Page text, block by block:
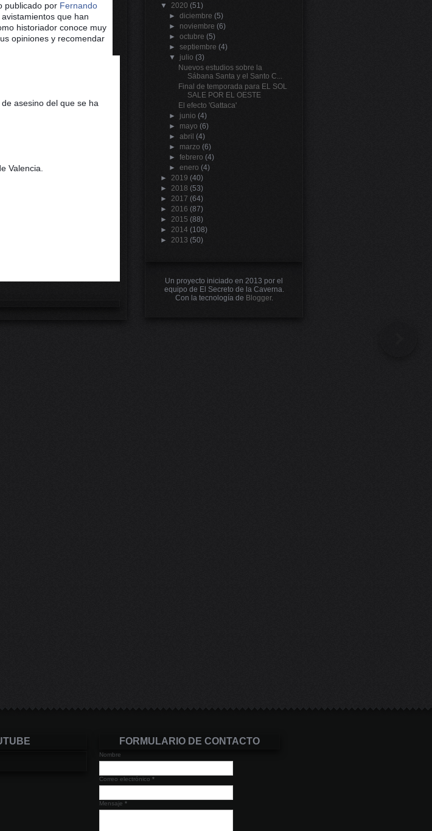
publicado por Fernando
que han
historiador conoce muy
opiniones y recomendar
asesino del que se ha
Valencia.
▼ 2020 (51)
►diciembre (5)
► noviembre (6)
►octubre (5)
►septiembre (4)
▼ julio (3)
Nuevos estudios sobre la
Sábana Santa y el Santo C...
Final de temporada para EL SOL
SALE POR EL OESTE
El efecto 'Gattaca'
► junio (4)
► mayo (6)
►abril (4)
► marzo (6)
►febrero (4)
►enero (4)
► 2019 (40)
► 2018 (53)
► 2017 (64)
► 2016 (87)
► 2015 (88)
► 2014 (108)
► 2013 (50)
Un proyecto iniciado en 2013 por el
equipo de El Secreto de la Caverna.
Con la tecnología de Blogger.
FORMULARIO DE CONTACTO
Nombre
Correo electrónico *
Mensaje *